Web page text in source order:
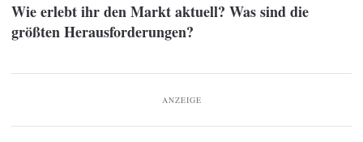
Wie erlebt ihr den Markt aktuell? Was sind die
größten Herausforderungen?
ANZEIGE